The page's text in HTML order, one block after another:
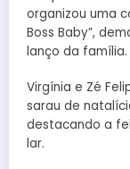
organizou uma
Boss Baby”,
lanço da família.
Virgínia e Zé
sarau de
destacando a
lar.